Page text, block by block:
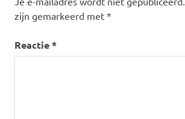
zijn gemarkeerd met *
Reactie*